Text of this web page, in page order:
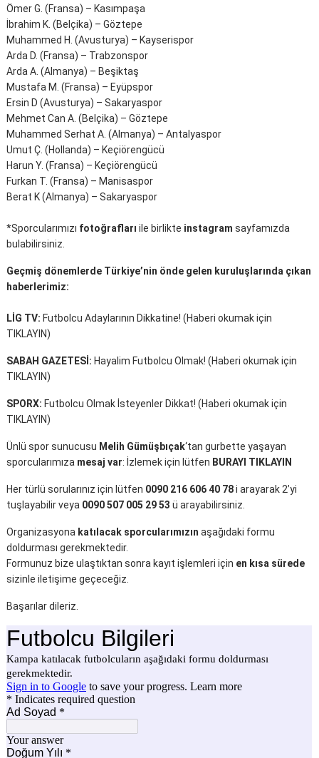
Ömer G. (Fransa) – Kasımpaşa
İbrahim K. (Belçika) – Göztepe
Muhammed H. (Avusturya) – Kayserispor
Arda D. (Fransa) – Trabzonspor
Arda A. (Almanya) – Beşiktaş
Mustafa M. (Fransa) – Eyüpspor
Ersin D (Avusturya) – Sakaryaspor
Mehmet Can A. (Belçika) – Göztepe
Muhammed Serhat A. (Almanya) – Antalyaspor
Umut Ç. (Hollanda) – Keçiörengücü
Harun Y. (Fransa) – Keçiörengücü
Furkan T. (Fransa) – Manisaspor
Berat K (Almanya) – Sakaryaspor
*Sporcularımızı fotoğrafları ile birlikte instagram sayfamızda
bulabilirsiniz.
Geçmiş dönemlerde Türkiye’nin önde gelen kuruluşlarında çıkan
haberlerimiz:
LİG TV: Futbolcu Adaylarının Dikkatine! (Haberi okumak için
TIKLAYIN)
SABAH GAZETESİ: Hayalim Futbolcu Olmak! (Haberi okumak için
TIKLAYIN)
SPORX: Futbolcu Olmak İsteyenler Dikkat! (Haberi okumak için
TIKLAYIN)
Ünlü spor sunucusu Melih Gümüşbıçak‘tan gurbette yaşayan
sporcularımıza mesaj var: İzlemek için lütfen BURAYI TIKLAYIN
Her türlü sorularınız için lütfen 0090 216 606 40 78i arayarak 2’yi
tuşlayabilir veya 0090 507 005 29 53 ü arayabilirsiniz.
Organizasyona katılacak sporcularımızın aşağıdaki formu
doldurması gerekmektedir.
Formunuz bize ulaştıktan sonra kayıt işlemleri için en kısa sürede
sizinle iletişime geçeceğiz.
Başarılar dileriz.